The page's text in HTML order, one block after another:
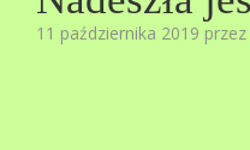
11 października 2019 przez